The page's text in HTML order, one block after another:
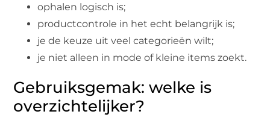
ophalen logisch is;
productcontrole in het echt belangrijk is;
je de keuze uit veel categorieën wilt;
je niet alleen in mode of kleine items zoekt.
Gebruiksgemak: welke is
overzichtelijker?